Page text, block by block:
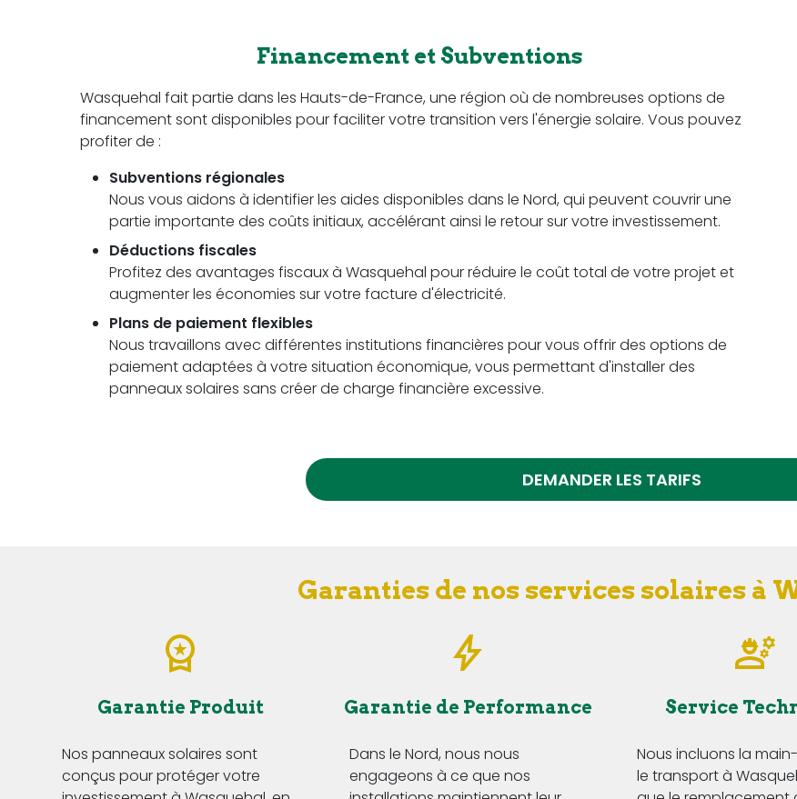
Financement et Subventions
Wasquehal fait partie dans les Hauts-de-France, une région où de nombreuses options de
financement sont disponibles pour faciliter votre transition vers l'énergie solaire. Vous pouvez
profiter de :
Subventions régionales
Nous vous aidons à identifier les aides disponibles dans le Nord, qui peuvent couvrir une
partie importante des coûts initiaux, accélérant ainsi le retour sur votre investissement.
Déductions fiscales
Profitez des avantages fiscaux à Wasquehal pour réduire le coût total de votre projet et
augmenter les économies sur votre facture d'électricité.
Plans de paiement flexibles
Nous travaillons avec différentes institutions financières pour vous offrir des options de
paiement adaptées à votre situation économique, vous permettant d'installer des
panneaux solaires sans créer de charge financière excessive.
DEMANDER LES TARIFS
Garanties de nos services solaires à
Garantie Produit
Nos panneaux solaires sont
conçus pour protéger votre
Garantie de Performance
Dans le Nord, nous nous
engageons à ce que nos
Service
Nous incluons la
le transport à